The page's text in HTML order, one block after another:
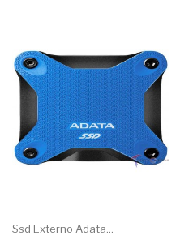
Ssd Externo Adata...